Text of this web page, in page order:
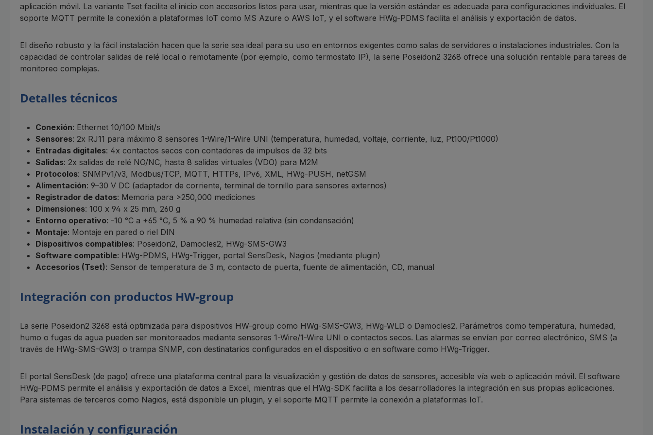
aplicación móvil. La variante Tset facilita el inicio con accesorios listos para usar, mientras que la versión estándar es adecuada para configuraciones individuales. El
soporte MQTT permite la conexión a plataformas IoT como MS Azure o AWS IoT, y el software HWg-PDMS facilita el análisis y exportación de datos.
El diseño robusto y la fácil instalación hacen que la serie sea ideal para su uso en entornos exigentes como salas de servidores o instalaciones industriales. Con la
capacidad de controlar salidas de relé local o remotamente (por ejemplo, como termostato IP), la serie Poseidon2 3268 ofrece una solución rentable para tareas de
monitoreo complejas.
Detalles técnicos
Conexión: Ethernet 10/100 Mbit/s
Sensores: 2x RJ11 para máximo 8 sensores 1-Wire/1-Wire UNI (temperatura, humedad, voltaje, corriente, luz, Pt100/Pt1000)
Entradas digitales: 4x contactos secos con contadores de impulsos de 32 bits
Salidas: 2x salidas de relé NO/NC, hasta 8 salidas virtuales (VDO) para M2M
Protocolos: SNMPv1/v3, Modbus/TCP, MQTT, HTTPs, IPv6, XML, HWg-PUSH, netGSM
Alimentación: 9–30 V DC (adaptador de corriente, terminal de tornillo para sensores externos)
Registrador de datos: Memoria para >250,000 mediciones
Dimensiones: 100 x 94 x 25 mm, 260 g
Entorno operativo: -10 °C a +65 °C, 5 % a 90 % humedad relativa (sin condensación)
Montaje: Montaje en pared o riel DIN
Dispositivos compatibles: Poseidon2, Damocles2, HWg-SMS-GW3
Software compatible: HWg-PDMS, HWg-Trigger, portal SensDesk, Nagios (mediante plugin)
Accesorios (Tset): Sensor de temperatura de 3 m, contacto de puerta, fuente de alimentación, CD, manual
Integración con productos HW-group
La serie Poseidon2 3268 está optimizada para dispositivos HW-group como HWg-SMS-GW3, HWg-WLD o Damocles2. Parámetros como temperatura, humedad,
humo o fugas de agua pueden ser monitoreados mediante sensores 1-Wire/1-Wire UNI o contactos secos. Las alarmas se envían por correo electrónico, SMS (a
través de HWg-SMS-GW3) o trampa SNMP, con destinatarios configurados en el dispositivo o en software como HWg-Trigger.
El portal SensDesk (de pago) ofrece una plataforma central para la visualización y gestión de datos de sensores, accesible vía web o aplicación móvil. El software
HWg-PDMS permite el análisis y exportación de datos a Excel, mientras que el HWg-SDK facilita a los desarrolladores la integración en sus propias aplicaciones.
Para sistemas de terceros como Nagios, está disponible un plugin, y el soporte MQTT permite la conexión a plataformas IoT.
Instalación y configuración